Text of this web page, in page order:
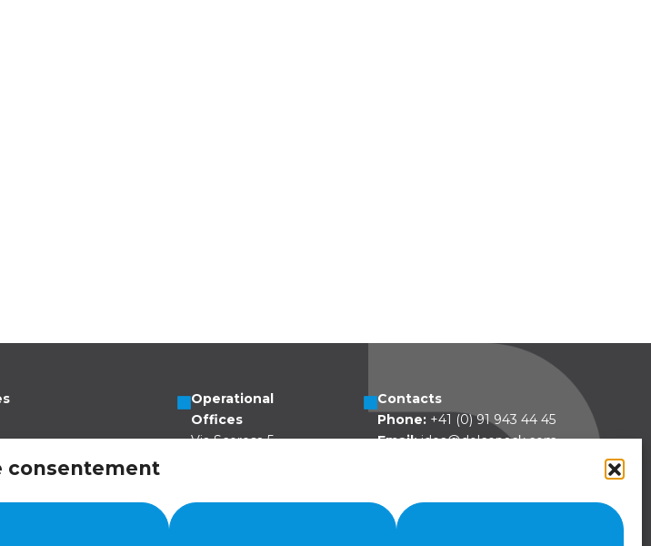
consentement
Operational
Offices
Via Sceresa 5
Contacts
Phone:+41 (0) 91 943 44 45
Email: idea@dolcepack.com